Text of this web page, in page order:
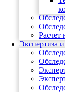
Расчет
Экспертиза